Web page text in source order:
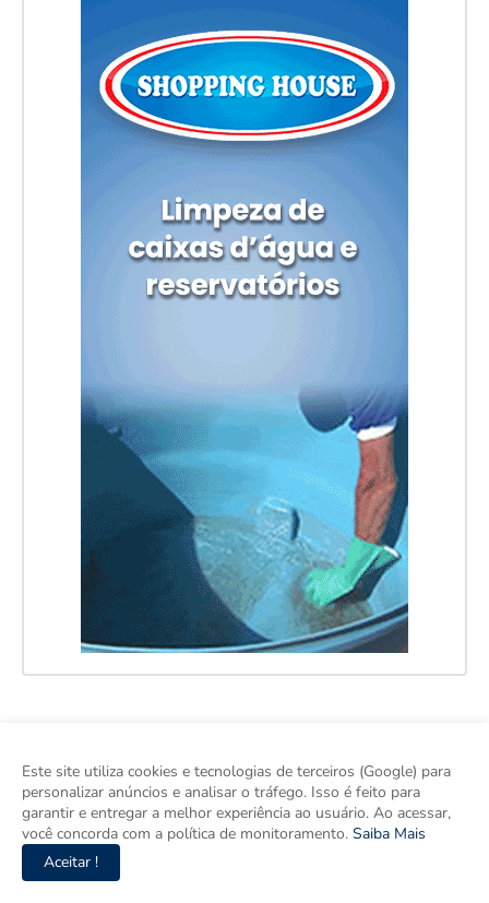
Este site utiliza cookies e tecnologias de terceiros (Google) para
personalizar anúncios e analisar o tráfego. Isso é feito para
garantir e entregar a melhor experiência ao usuário. Ao acessar,
você concorda com a política de monitoramento. Saiba Mais
Aceitar !